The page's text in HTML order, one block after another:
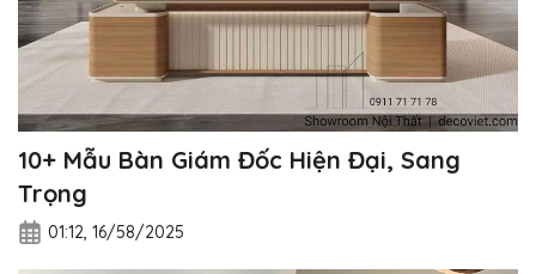
10+ Mẫu Bàn Giám Đốc Hiện Đại, Sang
Trọng
01:12, 16/58/2025